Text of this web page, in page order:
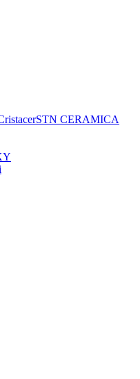
STN CERAMICA